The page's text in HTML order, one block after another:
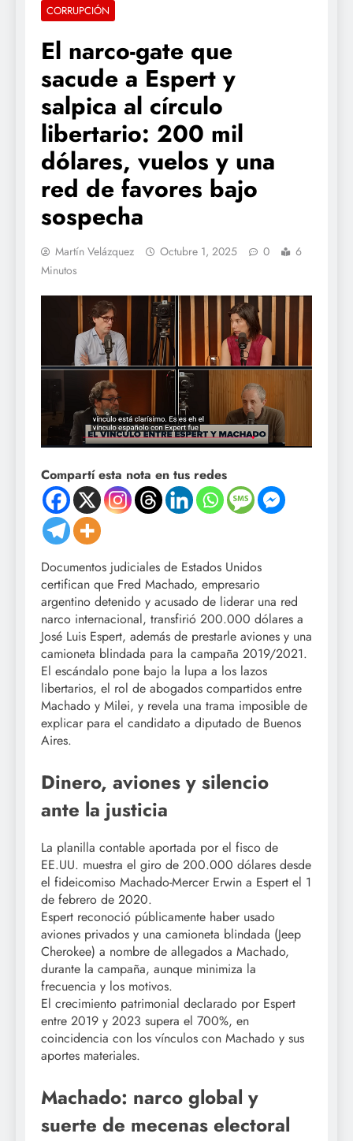
CORRUPCIÓN
El narco-gate que
sacude a Espert y
salpica al círculo
libertario: 200 mil
dólares, vuelos y una
red de favores bajo
sospecha
Martín Velázquez Octubre 1, 2025 0
6
Minutos
Compartí esta nota en tus redes
Documentos judiciales de Estados Unidos
certifican que Fred Machado, empresario
argentino detenido y acusado de liderar una red
narco internacional, transfirió 200.000 dólares a
José Luis Espert, además de prestarle aviones y una
camioneta blindada para la campaña 2019/2021.
El escándalo pone bajo la lupa a los lazos
libertarios, el rol de abogados compartidos entre
Machado y Milei, y revela una trama imposible de
explicar para el candidato a diputado de Buenos
Aires.
Dinero, aviones y silencio
ante la justicia
La planilla contable aportada por el fisco de
EE.UU. muestra el giro de 200.000 dólares desde
el fideicomiso Machado-Mercer Erwin a Espert el 1
de febrero de 2020.
Espert reconoció públicamente haber usado
aviones privados y una camioneta blindada (Jeep
Cherokee) a nombre de allegados a Machado,
durante la campaña, aunque minimiza la
frecuencia y los motivos.
El crecimiento patrimonial declarado por Espert
entre 2019 y 2023 supera el 700%, en
coincidencia con los vínculos con Machado y sus
aportes materiales.
Machado: narco global y
suerte de mecenas electoral